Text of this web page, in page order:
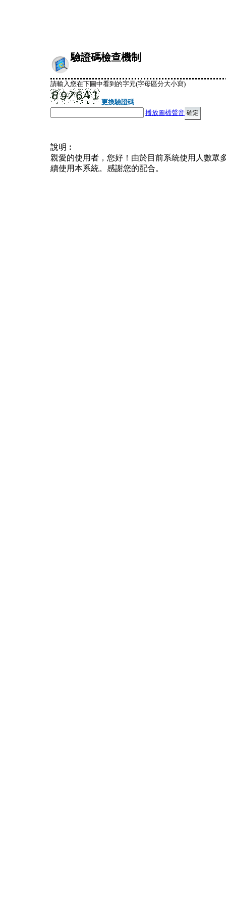
驗證碼檢查機制
請輸入您在下圖中看到的字元(字母區分大小寫)
更換驗證碼
播放圖檔聲音
說明︰
親愛的使用者，您好！由於目前系統使用人數眾
續使用本系統。感謝您的配合。